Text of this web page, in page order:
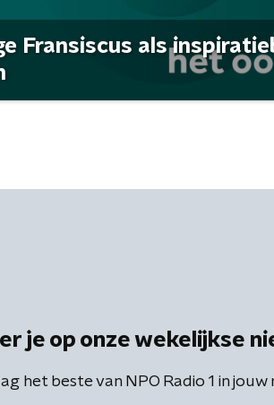
Fransiscus als
je op onze wekelijkse
het beste van NPO Radio 1 in jouw